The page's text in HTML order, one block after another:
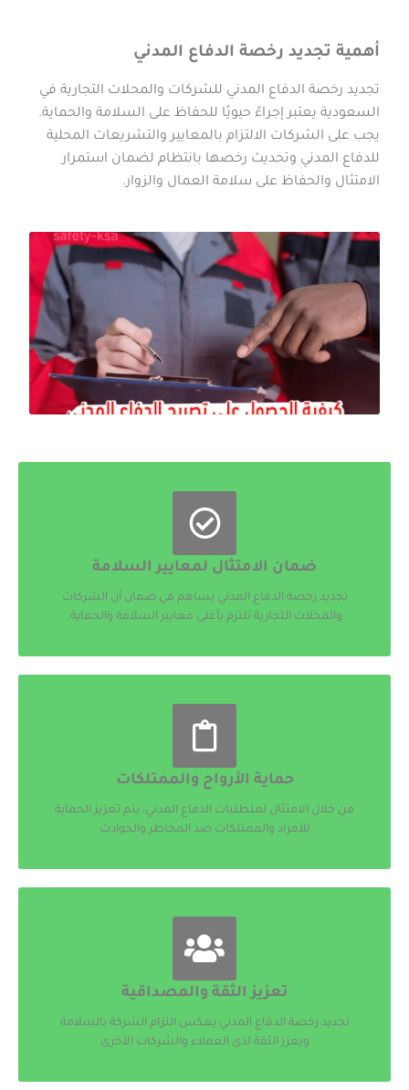
أهمية تجديد رخصة الدفاع المدني
تجديد رخصة الدفاع المدني للشركات والمحلات التجارية في
السعودية يعتبر إجراءً حيويًا للحفاظ على السلامة والحماية.
يجب على الشركات الالتزام بالمعايير والتشريعات المحلية
للدفاع المدني وتحديث رخصها بانتظام لضمان استمرار
الامتثال والحفاظ على سلامة العمال والزوار.
ضمان الامتثال لمعايير السلامة
تجديد رخصة الدفاع المدني يساهم في ضمان أن الشركات
والمحلات التجارية تلتزم بأعلى معايير السلامة والحماية.
حماية الأرواح والممتلكات
من خلال الامتثال لمتطلبات الدفاع المدني، يتم تعزيز الحماية
للأفراد والممتلكات ضد المخاطر والحوادث
تعزيز الثقة والمصداقية
تجديد رخصة الدفاع المدني يعكس التزام الشركة بالسلامة
ويعزز الثقة لدى العملاء والشركات الأخرى